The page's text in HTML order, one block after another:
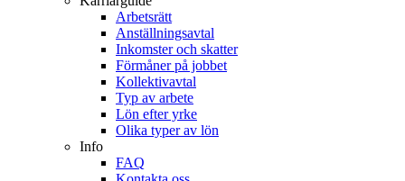
Arbetsrätt
Anställningsavtal
Inkomster och skatter
Förmåner på jobbet
Kollektivavtal
Typ av arbete
Lön efter yrke
Olika typer av lön
Info
FAQ